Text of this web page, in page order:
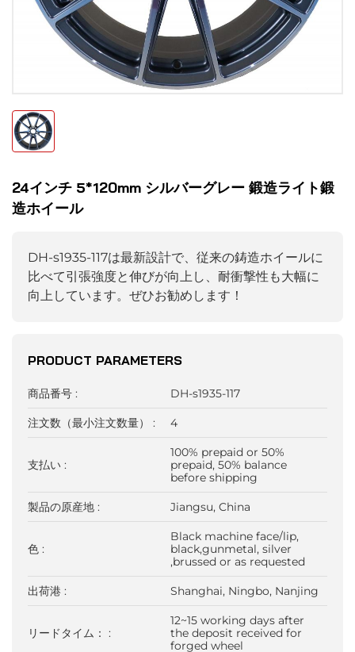
24インチ 5*120mm シルバーグレー 鍛造ライト鍛
造ホイール
DH-s1935-117は最新設計で、従来の鋳造ホイールに
比べて引張強度と伸びが向上し、耐衝撃性も大幅に
向上しています。ぜひお勧めします！
PRODUCT PARAMETERS
商品番号 : DH-s1935-117
注文数（最小注文数量） : 4
支払い :
100% prepaid or 50%
prepaid, 50% balance
before shipping
製品の原産地 : Jiangsu, China
色 :
Black machine face/lip,
black,gunmetal, silver
,brussed or as requested
出荷港 : Shanghai, Ningbo, Nanjing
リードタイム： :
12~15 working days after
the deposit received for
forged wheel